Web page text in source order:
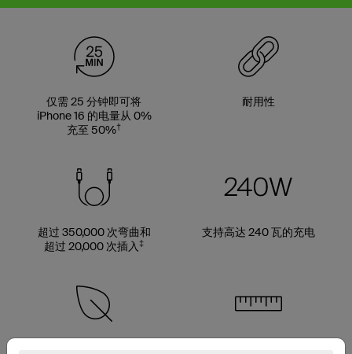
仅需 25 分钟即可将
iPhone 16 的电量从 0%
充至 50%†
耐用性
超过 350,000 次弯曲和
超过 20,000 次插入‡
支持高达 240 瓦的充电